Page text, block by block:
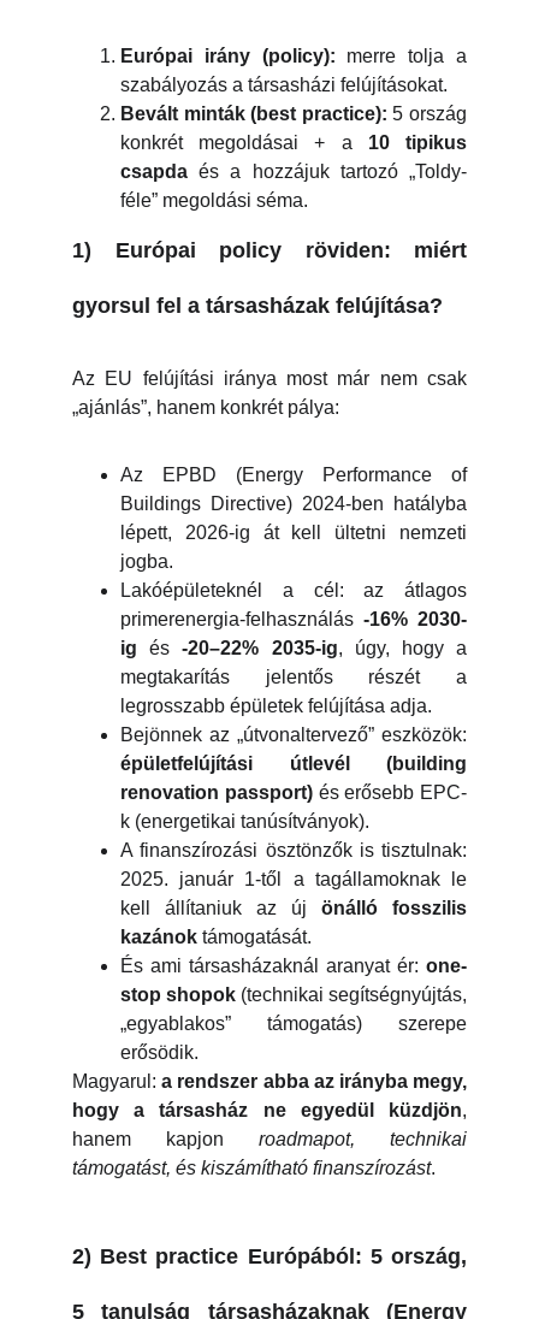
Európai irány (policy): merre tolja a
szabályozás a társasházi felújításokat.
Bevált minták (best practice): 5 ország
konkrét megoldásai + a 10 tipikus
csapda és a hozzájuk tartozó „Toldy-
féle” megoldási séma.
1) Európai policy röviden: miért
gyorsul fel a társasházak felújítása?
Az EU felújítási iránya most már nem csak
„ajánlás”, hanem konkrét pálya:
Az EPBD (Energy Performance of
Buildings Directive) 2024-ben hatályba
lépett, 2026-ig át kell ültetni nemzeti
jogba.
Lakóépületeknél a cél: az átlagos
primerenergia-felhasználás -16% 2030-
ig és-20–22% 2035-ig, úgy, hogy a
megtakarítás jelentős részét a
legrosszabb épületek felújítása adja.
Bejönnek az „útvonaltervező” eszközök:
épületfelújítási útlevél (building
renovation passport)és erősebb EPC-
k (energetikai tanúsítványok).
A finanszírozási ösztönzők is tisztulnak:
2025. január 1-től a tagállamoknak le
kell állítaniuk az új önálló fosszilis
kazánok támogatását.
És ami társasházaknál aranyat ér: one-
stop shopok (technikai segítségnyújtás,
„egyablakos” támogatás) szerepe
erősödik.
Magyarul:a rendszer abba az irányba megy,
hogy a társasház ne egyedül küzdjön,
hanem kapjon roadmapot, technikai
támogatást, és kiszámítható finanszírozást.
2) Best practice Európából: 5 ország,
5 tanulság társasházaknak (Energy